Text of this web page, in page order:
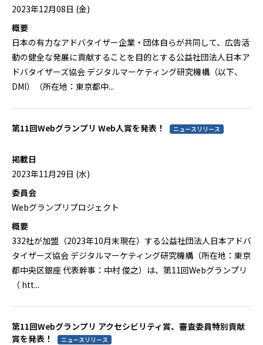
2023年12月08日 (金)
概要
日本の有力なアドバタイザー企業・団体自らが共同して、広告活
動の健全な発展に貢献することを目的とする公益社団法人日本ア
ドバタイザーズ協会 デジタルマーケティング研究機構（以下、
DMI）（所在地：東京都中...
第11回Webグランプリ Web人賞を発表！ ニュースリリース
掲載日
2023年11月29日 (水)
委員会
Webグランプリプロジェクト
概要
332社が加盟（2023年10月末現在）する公益社団法人日本アドバ
タイザーズ協会 デジタルマーケティング研究機構（所在地：東京
都中央区銀座 代表幹事：中村 俊之）は、第11回Webグランプリ
（ htt...
第11回Webグランプリ アクセシビリティ賞、審査委員特別貢献
賞を発表！
ニュースリリース